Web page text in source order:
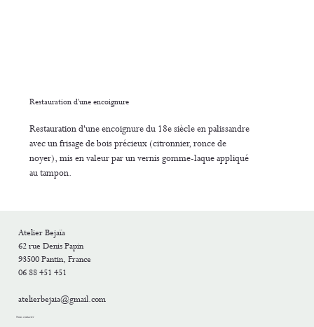
Restauration d'une encoignure
Restauration d'une encoignure du 18e siècle en palissandre
avec un frisage de bois précieux (citronnier, ronce de
noyer), mis en valeur par un vernis gomme-laque appliqué
au tampon.
Atelier Bejaïa
62 rue Denis Papin
93500 Pantin, France
06 88 451 451
atelierbejaia@gmail.com
Nous contacter